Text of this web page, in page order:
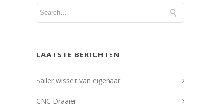
LAATSTE BERICHTEN
Sailer wisselt van eigenaar
CNC Draaier